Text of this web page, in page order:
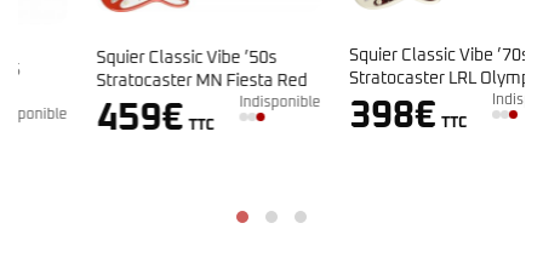
Squier Classic Vibe ’50s
Stratocaster MN Fiesta Red
459€ TTC
Indisponible
Squier Classic Vibe ’70s
Stratocaster LRL Olympic
White
398 € TTC
Indisponible